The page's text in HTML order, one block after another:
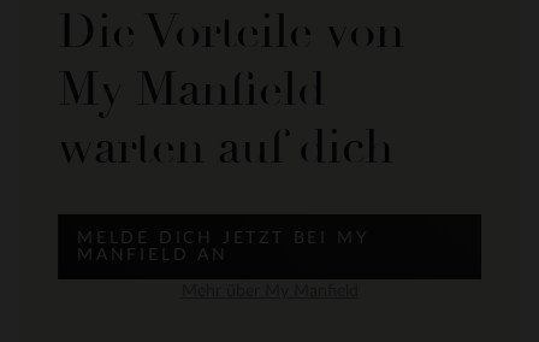
Die Vorteile von
My Manfield
warten auf dich
MELDE DICH JETZT BEI MY
MANFIELD AN